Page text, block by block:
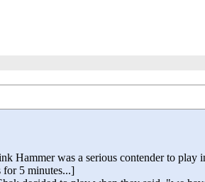
Hammer was a serious contender to play
for 5 minutes...]